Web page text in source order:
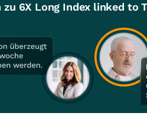
6X Long Index linked to